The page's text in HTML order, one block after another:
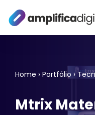
Pular
Home › Portfólio ›
Mtrix